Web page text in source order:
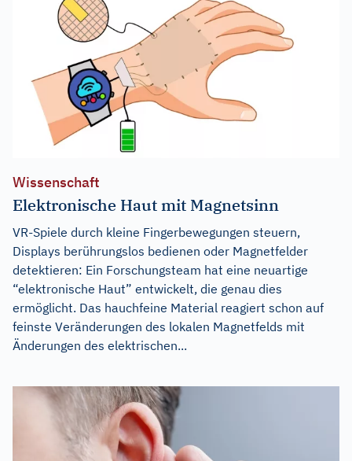
Wissenschaft
Elektronische Haut mit Magnetsinn
VR-Spiele durch kleine Fingerbewegungen steuern,
Displays berührungslos bedienen oder Magnetfelder
detektieren: Ein Forschungsteam hat eine neuartige
“elektronische Haut” entwickelt, die genau dies
ermöglicht. Das hauchfeine Material reagiert schon auf
feinste Veränderungen des lokalen Magnetfelds mit
Änderungen des elektrischen...